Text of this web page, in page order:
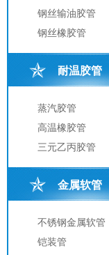
钢丝输油胶管
钢丝橡胶管
耐温胶管
蒸汽胶管
高温橡胶管
三元乙丙胶管
金属软管
不锈钢金属软管
铠装管